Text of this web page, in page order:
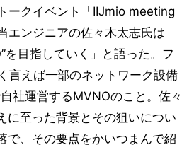
ークイベント「IIJmio meeting
エンジニアの佐々木太志氏は
を目指していく」と語った。フ
言えば一部のネットワーク設備
社運営するMVNOのこと。佐々
に至った背景とその狙いについ
で、その要点をかいつまんで紹